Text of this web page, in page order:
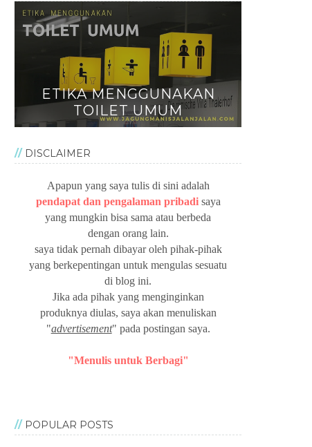
ETIKA MENGGUNAKAN
TOILET UMUM
DISCLAIMER
Apapun yang saya tulis di sini adalah
pendapat dan pengalaman pribadisaya
yang mungkin bisa sama atau berbeda
dengan orang lain.
saya tidak pernah dibayar oleh pihak-pihak
yang berkepentingan untuk mengulas sesuatu
di blog ini.
Jika ada pihak yang menginginkan
produknya diulas, saya akan menuliskan
"advertisement" pada postingan saya.
"Menulis untuk Berbagi"
POPULAR POSTS